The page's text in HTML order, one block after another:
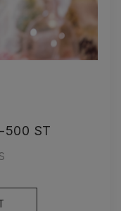
500 ST